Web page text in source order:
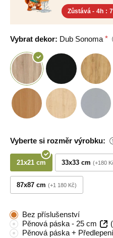
Zůstává - 4h :
Vybrat dekor: Dub Sonoma
Vyberte si rozměr výrobku:
21x21 cm 33x33 cm
87x87 cm +1 180 Kč
Bez příslušenství
Pěnová páska - 25 cm
Pěnová páska + Předlepení